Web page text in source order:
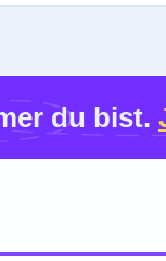
du bist.